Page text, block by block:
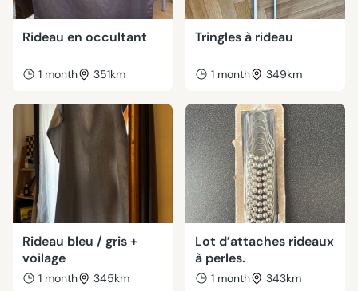
Rideau en occultant
1 month 351km
Tringles à rideau
1 month 349km
Rideau bleu / gris +
voilage
1 month 345km
Lot d’attaches rideaux
à perles.
1 month 343km